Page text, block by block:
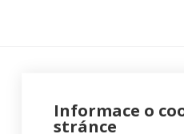
Informace o
stránce